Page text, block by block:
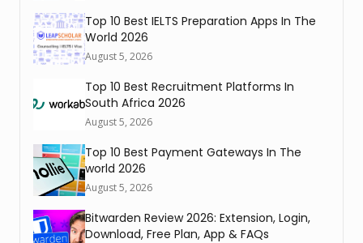
Top 10 Best IELTS Preparation Apps In The
World 2026
August 5, 2026
Top 10 Best Recruitment Platforms In
South Africa 2026
August 5, 2026
Top 10 Best Payment Gateways In The
world 2026
August 5, 2026
Bitwarden Review 2026: Extension, Login,
Download, Free Plan, App & FAQs